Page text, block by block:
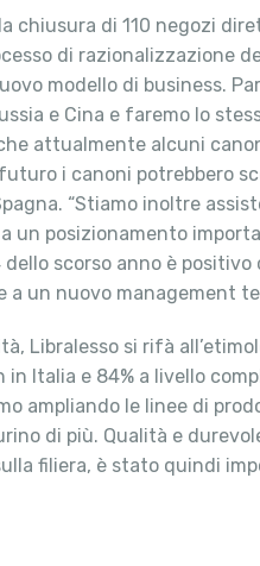
chiusura di 110 negozi
di razionalizzazione
modello di business.
e Cina e faremo lo
attualmente alcuni
i canoni potrebbero
“Stiamo inoltre
posizionamento
scorso anno è
a un nuovo management
Libralesso si rifà
in Italia e 84% a livello
ampliando le linee di
di più. Qualità e
filiera, è stato quindi